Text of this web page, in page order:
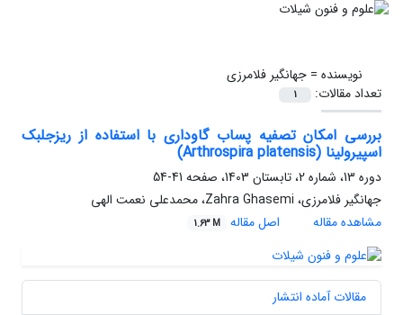
نویسنده =جهانگیر فلامرزی
تعداد مقالات:
1
بررسی امکان تصفیه پساب گاوداری با استفاده از ریزجلبک
اسپیرولینا (Arthrospira platensis)
دوره 13، شماره 2، تابستان 1403، صفحه
41-54
جهانگیر فلامرزی، Zahra Ghasemi، محمدعلی نعمت الهی
مشاهده مقاله
اصل مقاله 1.63 M
مقالات آماده انتشار